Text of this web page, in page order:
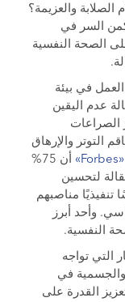
الصلابة والعزيمة؟
السر في
الصحة النفسية
في بيئة
عدم اليقين
الصراعات
التوتر والإرهاق
«Forbes»
أن 75%
لتحسين
وجه التحديد، غادر 622 رئيسًا تنفيذيًا مناصبهم
وهو رقم قياسي. وأحد أبرز
النفسية.
التي تواجه
والجسمية في
القدرة على